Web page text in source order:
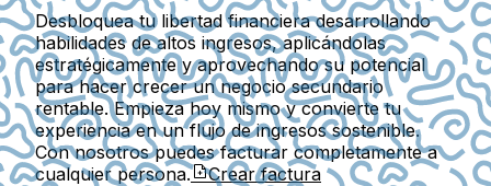
Desbloquea tu libertad financiera desarrollando
habilidades de altos ingresos, aplicándolas
estratégicamente y aprovechando su potencial
para hacer crecer un negocio secundario
rentable. Empieza hoy mismo y convierte tu
experiencia en un flujo de ingresos sostenible.
Con nosotros puedes facturar completamente a
cualquier persona.
Crear factura